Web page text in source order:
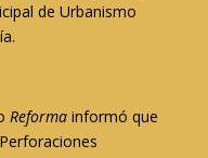
de Urbanismo
Reforma informó que